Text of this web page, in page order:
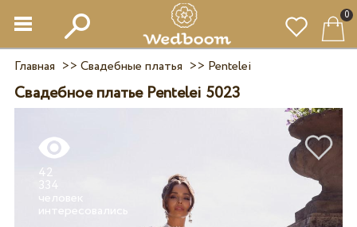
0
Главная >> Свадебные платья >> Pentelei
Свадебное платье Pentelei 5023
42
334
человек